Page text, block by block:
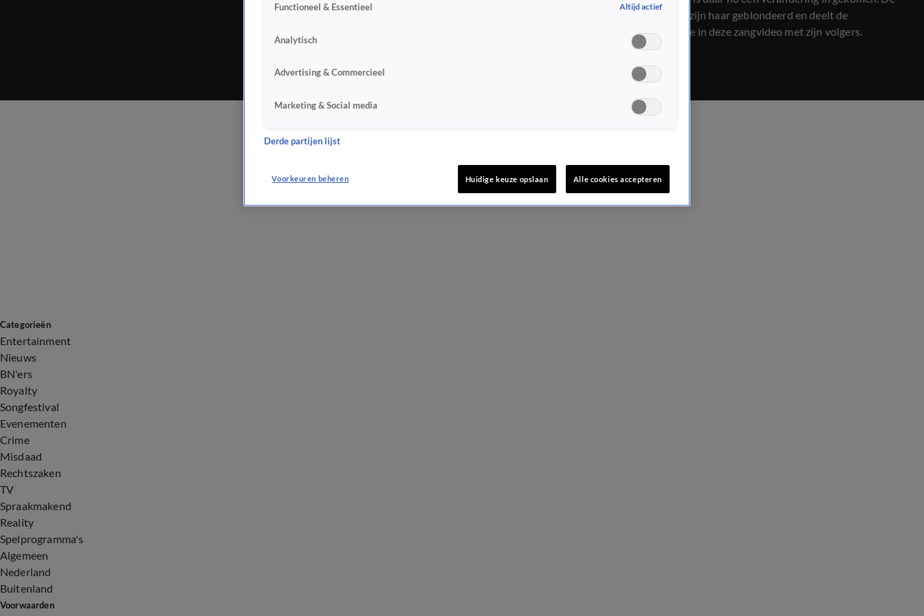
acteur heeft zijn haar geblondeerd en deelt de
transformatie in deze zangvideo met zijn volgers.
Categorieën
Entertainment
Nieuws
BN'ers
Royalty
Songfestival
Evenementen
Crime
Misdaad
Rechtszaken
TV
Spraakmakend
Reality
Spelprogramma's
Algemeen
Nederland
Buitenland
Voorwaarden
Functioneel & Essentieel Altijd actief
Analytisch
Advertising & Commercieel
Marketing & Social media
Derde partijen lijst
Voorkeuren beheren Huidige keuze opslaan Alle cookies accepteren